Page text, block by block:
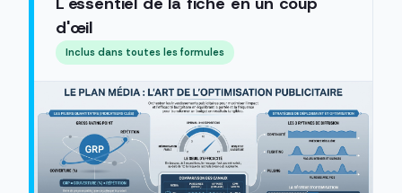
d'œil
Inclus dans toutes les formules